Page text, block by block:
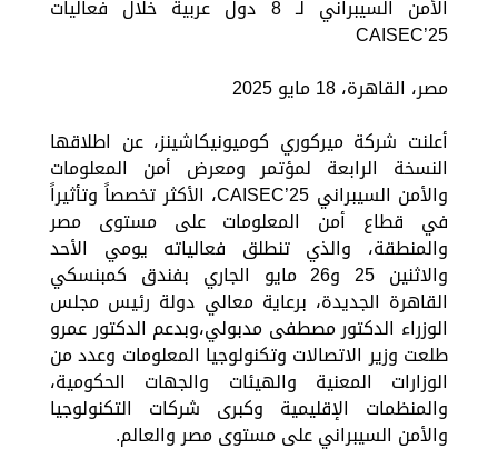
الأمن السيبراني لـ 8 دول عربية خلال فعاليات
CAISEC’25
مصر، القاهرة، 18 مايو 2025
أعلنت شركة ميركوري كوميونيكاشينز، عن اطلاقها
النسخة الرابعة لمؤتمر ومعرض أمن المعلومات
والأمن السيبراني CAISEC’25، الأكثر تخصصاً وتأثيراً
في قطاع أمن المعلومات على مستوى مصر
والمنطقة، والذي تنطلق فعالياته يومي الأحد
والاثنين 25 و26 مايو الجاري بفندق كمبنسكي
القاهرة الجديدة، برعاية معالي دولة رئيس مجلس
الوزراء الدكتور مصطفى مدبولي،وبدعم الدكتور عمرو
طلعت وزير الاتصالات وتكنولوجيا المعلومات وعدد من
الوزارات المعنية والهيئات والجهات الحكومية،
والمنظمات الإقليمية وكبرى شركات التكنولوجيا
والأمن السيبراني على مستوى مصر والعالم.